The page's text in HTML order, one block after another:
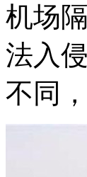
机场
法入
不同